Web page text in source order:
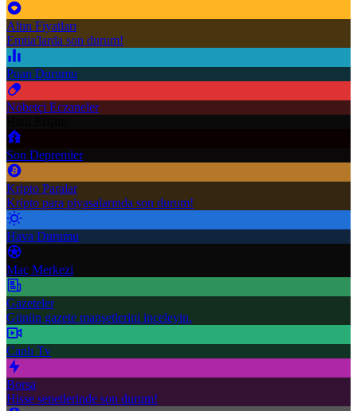
Altın Fiyatları
Emtia'larda son durum!
Puan Durumu
Nöbetçi Eczaneler
Son Depremler
Kripto Paralar
Kripto para piyasalarında son durum!
Hava Durumu
Maç Merkezi
Gazeteler
Günün gazete manşetlerini inceleyin.
Canlı Tv
Borsa
Hisse senetlerinde son durum!